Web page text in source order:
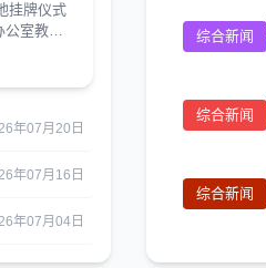
挂牌仪式
公室教师
教育领
年07月20日
年07月16日
年07月04日
综合新闻
综合新闻
综合新闻